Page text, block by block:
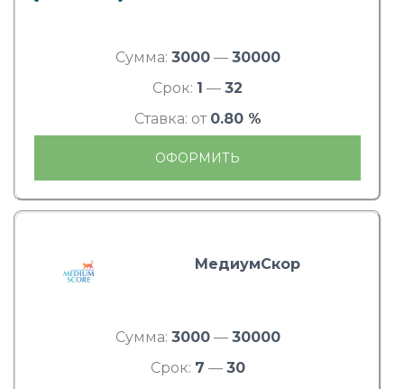
Сумма: 3000— 30000
Срок: 1 — 32
Ставка: от 0.80 %
ОФОРМИТЬ
МедиумСкор
Сумма: 3000— 30000
Срок: 7 — 30